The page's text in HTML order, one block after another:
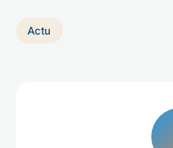
Actu